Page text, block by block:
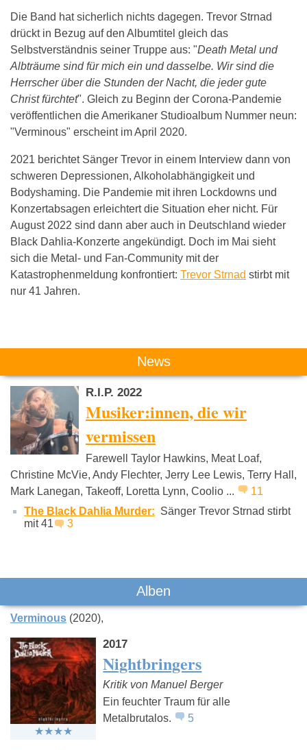
Die Band hat sicherlich nichts dagegen. Trevor Strnad
drückt in Bezug auf den Albumtitel gleich das
Selbstverständnis seiner Truppe aus: "Death Metal und
Albträume sind für mich ein und dasselbe. Wir sind die
Herrscher über die Stunden der Nacht, die jeder gute
Christ fürchtet". Gleich zu Beginn der Corona-Pandemie
veröffentlichen die Amerikaner Studioalbum Nummer neun:
"Verminous" erscheint im April 2020.
2021 berichtet Sänger Trevor in einem Interview dann von
schweren Depressionen, Alkoholabhängigkeit und
Bodyshaming. Die Pandemie mit ihren Lockdowns und
Konzertabsagen erleichtert die Situation eher nicht. Für
August 2022 sind dann aber auch in Deutschland wieder
Black Dahlia-Konzerte angekündigt. Doch im Mai sieht
sich die Metal- und Fan-Community mit der
Katastrophenmeldung konfrontiert: Trevor Strnad stirbt mit
nur 41 Jahren.
Das könnte Dich auch interessieren:
Heaven Shall
Burn
Neaera Opeth
News
R.I.P. 2022
Musiker:innen, die wir
vermissen
Farewell Taylor Hawkins, Meat Loaf,
Christine McVie, Andy Flechter, Jerry Lee Lewis, Terry Hall,
Mark Lanegan, Takeoff, Loretta Lynn, Coolio ...
11
The Black Dahlia Murder: Sänger Trevor Strnad stirbt
mit 41
3
Alben
Verminous (2020)
2017
Nightbringers
Kritik von Manuel Berger
Ein feuchter Traum für alle
Metalbrutalos.
5